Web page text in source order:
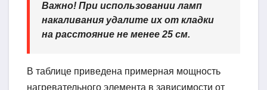
Важно! При использовании ламп
накаливания удалите их от кладки
на расстояние не менее 25 см.
В таблице приведена примерная мощность
нагревательного элемента в зависимости от